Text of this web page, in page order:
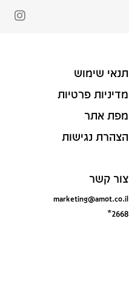
תנאי שימוש
מדיניות פרטיות
מפת אתר
הצהרת נגישות
צור קשר
marketing@amot.co.il
*2668